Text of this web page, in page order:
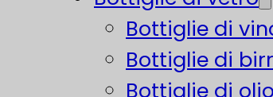
Bottiglie di
Bottiglie di
Bottiglie di